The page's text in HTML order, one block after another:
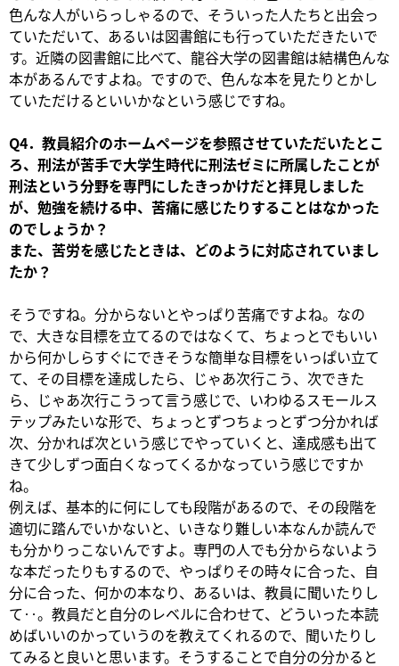
色んな人がいらっしゃるので、そういった人たちと出会っ
ていただいて、あるいは図書館にも行っていただきたいで
す。近隣の図書館に比べて、龍谷大学の図書館は結構色んな
本があるんですよね。ですので、色んな本を見たりとかし
ていただけるといいかなという感じですね。
Q4．教員紹介のホームページを参照させていただいたとこ
ろ、刑法が苦手で大学生時代に刑法ゼミに所属したことが
刑法という分野を専門にしたきっかけだと拝見しました
が、勉強を続ける中、苦痛に感じたりすることはなかった
のでしょうか？
また、苦労を感じたときは、どのように対応されていまし
たか？
そうですね。分からないとやっぱり苦痛ですよね。なの
で、大きな目標を立てるのではなくて、ちょっとでもいい
から何かしらすぐにできそうな簡単な目標をいっぱい立て
て、その目標を達成したら、じゃあ次行こう、次できた
ら、じゃあ次行こうって言う感じで、いわゆるスモールス
テップみたいな形で、ちょっとずつちょっとずつ分かれば
次、分かれば次という感じでやっていくと、達成感も出て
きて少しずつ面白くなってくるかなっていう感じですか
ね。
例えば、基本的に何にしても段階があるので、その段階を
適切に踏んでいかないと、いきなり難しい本なんか読んで
も分かりっこないんですよ。専門の人でも分からないよう
な本だったりもするので、やっぱりその時々に合った、自
分に合った、何かの本なり、あるいは、教員に聞いたりし
て‥。教員だと自分のレベルに合わせて、どういった本読
めばいいのかっていうのを教えてくれるので、聞いたりし
てみると良いと思います。そうすることで自分の分かると